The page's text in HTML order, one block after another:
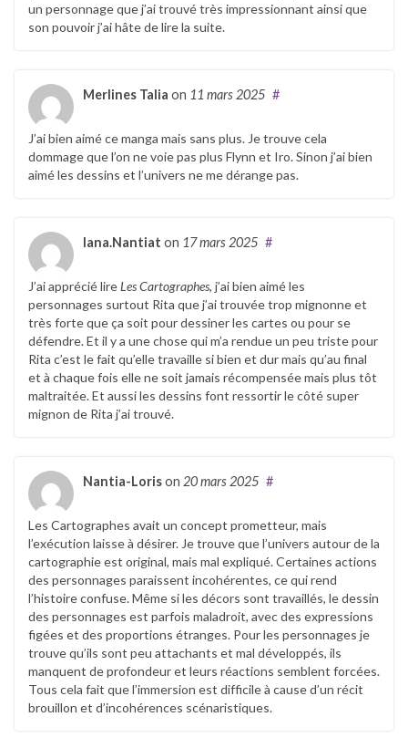
un personnage que j’ai trouvé très impressionnant ainsi que
son pouvoir j’ai hâte de lire la suite.
Merlines Talia on 11 mars 2025 #
J’ai bien aimé ce manga mais sans plus. Je trouve cela
dommage que l’on ne voie pas plus Flynn et Iro. Sinon j’ai bien
aimé les dessins et l’univers ne me dérange pas.
lana.Nantiat on 17 mars 2025 #
J’ai apprécié lireLes Cartographes, j’ai bien aimé les
personnages surtout Rita que j’ai trouvée trop mignonne et
très forte que ça soit pour dessiner les cartes ou pour se
défendre. Et il y a une chose qui m’a rendue un peu triste pour
Rita c’est le fait qu’elle travaille si bien et dur mais qu’au final
et à chaque fois elle ne soit jamais récompensée mais plus tôt
maltraitée. Et aussi les dessins font ressortir le côté super
mignon de Rita j’ai trouvé.
Nantia-Lorison 20 mars 2025 #
Les Cartographes avait un concept prometteur, mais
l’exécution laisse à désirer. Je trouve que l’univers autour de la
cartographie est original, mais mal expliqué. Certaines actions
des personnages paraissent incohérentes, ce qui rend
l’histoire confuse. Même si les décors sont travaillés, le dessin
des personnages est parfois maladroit, avec des expressions
figées et des proportions étranges. Pour les personnages je
trouve qu’ils sont peu attachants et mal développés, ils
manquent de profondeur et leurs réactions semblent forcées.
Tous cela fait que l’immersion est difficile à cause d’un récit
brouillon et d’incohérences scénaristiques.